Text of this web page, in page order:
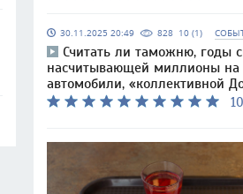
30.11.2025 20:49 828 10 (1)
Считать ли таможню, годы
насчитывающей миллионы на
автомобили, «коллективной